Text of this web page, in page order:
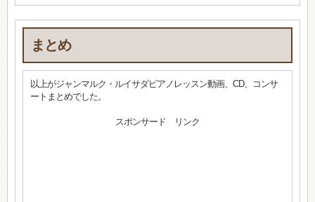
まとめ
以上がジャンマルク・ルイサダピアノレッスン動画、CD、コンサ
ートまとめでした。
スポンサード リンク